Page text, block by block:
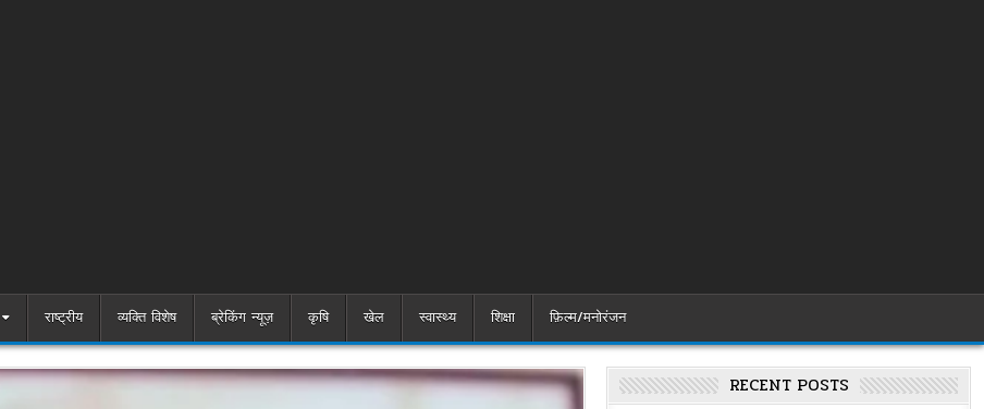
राष्ट्रीय व्यक्ति विशेष ब्रेकिंग न्यूज़ कृषि खेल स्वास्थ्य शिक्षा फ़िल्म/मनोरंजन
RECENT POSTS